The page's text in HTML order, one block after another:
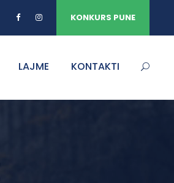
KONKURS PUNE
LAJME KONTAKTI